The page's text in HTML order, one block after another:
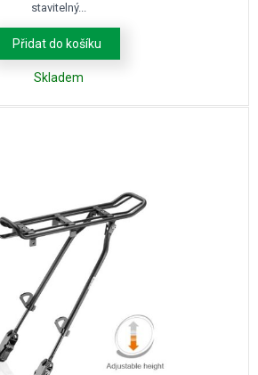
849 Kč.
stavitelný...
Přidat do košíku
Skladem